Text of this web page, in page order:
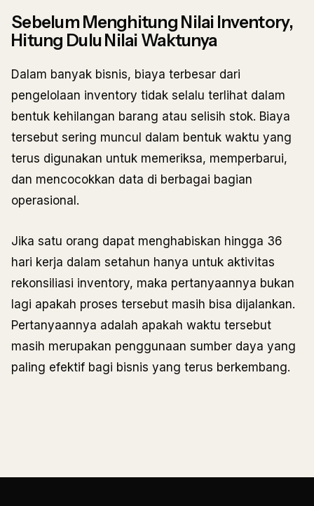
Sebelum Menghitung Nilai Inventory,
Hitung Dulu Nilai Waktunya
Dalam banyak bisnis, biaya terbesar dari
pengelolaan inventory tidak selalu terlihat dalam
bentuk kehilangan barang atau selisih stok. Biaya
tersebut sering muncul dalam bentuk waktu yang
terus digunakan untuk memeriksa, memperbarui,
dan mencocokkan data di berbagai bagian
operasional.
Jika satu orang dapat menghabiskan hingga 36
hari kerja dalam setahun hanya untuk aktivitas
rekonsiliasi inventory, maka pertanyaannya bukan
lagi apakah proses tersebut masih bisa dijalankan.
Pertanyaannya adalah apakah waktu tersebut
masih merupakan penggunaan sumber daya yang
paling efektif bagi bisnis yang terus berkembang.